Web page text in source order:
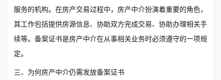
服务的机构。在房产交易过程中，房产中介扮演着重要的角色，
其工作包括提供房源信息、协助双方完成交易、协助办理相关手
续等。备案证书是房产中介在从事相关业务时必须遵守的一项规
定。
三、为何房产中介仍需发放备案证书